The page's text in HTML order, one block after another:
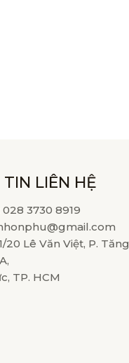
LIÊN HỆ
028 3730 8919
20 Lê Văn Việt, P. Tăng
TP. HCM